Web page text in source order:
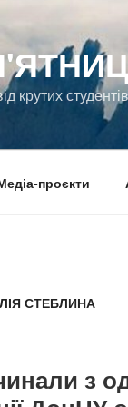
крутих
проєкти
СТЕБЛИНА
з